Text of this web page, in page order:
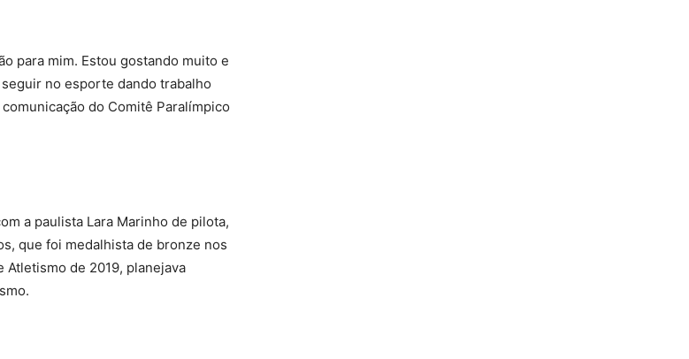
para mim. Estou gostando muito e
no esporte dando trabalho
do Comitê Paralímpico
a paulista Lara Marinho de pilota,
que foi medalhista de bronze nos
Atletismo de 2019, planejava